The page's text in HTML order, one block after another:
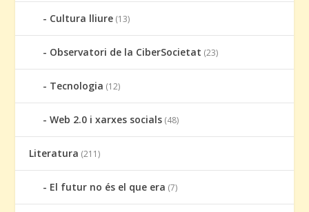
Cultura lliure (13)
Observatori de la CiberSocietat (23)
Tecnologia (12)
Web 2.0 i xarxes socials (48)
Literatura (211)
El futur no és el que era (7)